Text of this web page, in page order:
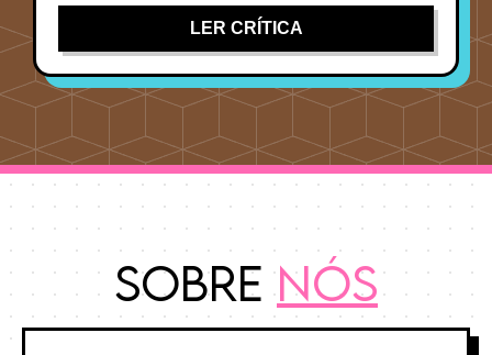
LER CRÍTICA
SobreNós